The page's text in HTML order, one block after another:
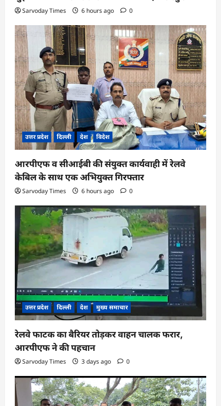
Sarvoday Times 6 hours ago 0
उत्तर प्रदेश दिल्ली देश विदेश
आरपीएफ व सीआईबी की संयुक्त कार्यवाही में रेलवे
केबिल के साथ एक अभियुक्त गिरफ्तार
Sarvoday Times 6 hours ago 0
उत्तर प्रदेश दिल्ली देश मुख्य समाचार
रेलवे फाटक का बैरियर तोड़कर वाहन चालक फरार,
आरपीएफ ने की पहचान
Sarvoday Times 3 days ago 0